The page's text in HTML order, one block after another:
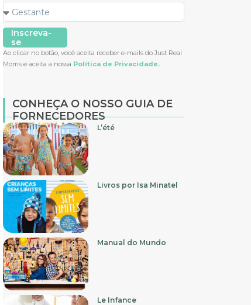
Inscreva-
se
Ao clicar no botão, você aceita receber e-mails do Just Real
Moms e aceita a nossa Política de Privacidade.
CONHEÇA O NOSSO GUIA DE
FORNECEDORES
L’été
Livros por Isa Minatel
Manual do Mundo
Le Infance